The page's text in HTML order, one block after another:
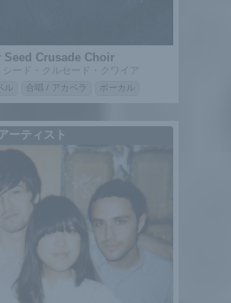
Seed Crusade Choir
シード・クルセード・クワイア
ル 合唱 / アカペラ ボーカル
アーティスト